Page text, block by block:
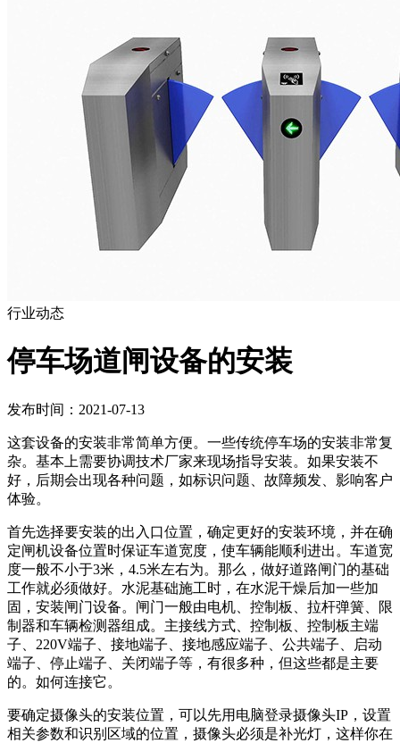
行业动态
停车场道闸设备的安装
发布时间：2021-07-13
这套设备的安装非常简单方便。一些传统停车场的安装非常复
杂。基本上需要协调技术厂家来现场指导安装。如果安装不
好，后期会出现各种问题，如标识问题、故障频发、影响客户
体验。
首先选择要安装的出入口位置，确定更好的安装环境，并在确
定闸机设备位置时保证车道宽度，使车辆能顺利进出。车道宽
度一般不小于3米，4.5米左右为。那么，做好道路闸门的基础
工作就必须做好。水泥基础施工时，在水泥干燥后加一些加
固，安装闸门设备。闸门一般由电机、控制板、拉杆弹簧、限
制器和车辆检测器组成。主接线方式、控制板、控制板主端
子、220V端子、接地端子、接地感应端子、公共端子、启动
端子、停止端子、关闭端子等，有很多种，但这些都是主要
的。如何连接它。
要确定摄像头的安装位置，可以先用电脑登录摄像头IP，设置
相关参数和识别区域的位置，摄像头必须是补光灯，这样你在